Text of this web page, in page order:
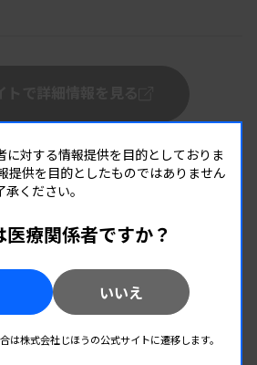
品へのお問い合わせ
市神島761番1
に対する情報提供を目的としておりま
提供を目的としたものではありません
ください。
医療関係者ですか？
いいえ
株式会社じほうの公式サイトに遷移します。